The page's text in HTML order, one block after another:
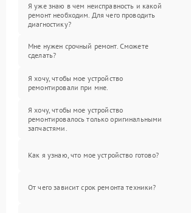
Я уже знаю в чем неисправность и какой
ремонт необходим. Для чего проводить
диагностику?
Мне нужен срочный ремонт. Сможете
сделать?
Я хочу, чтобы мое устройство
ремонтировали при мне.
Я хочу, чтобы мое устройство
ремонтировалось только оригинальными
запчастями.
Как я узнаю, что мое устройство готово?
От чего зависит срок ремонта техники?